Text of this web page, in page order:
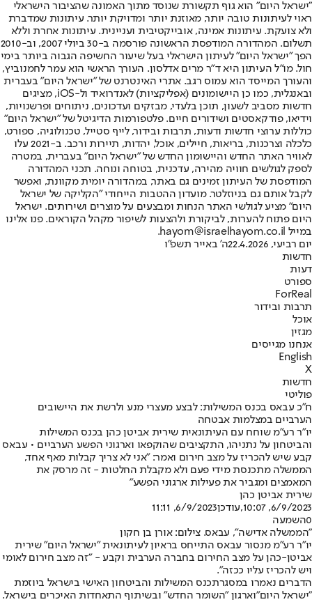
"ישראל היום" הוא גוף תקשורת שנוסד מתוך האמונה שהציבור הישראלי
ראוי לעיתונות טובה יותר, מאוזנת יותר ומדויקת יותר. עיתונות שמדברת
ולא צועקת. עיתונות אמינה, אובייקטיבית ועניינית. עיתונות אחרת וללא
תשלום. המהדורה המודפסת הראשונה פורסמה ב-30 ביולי 2007, וב-2010
הפך "ישראל היום" לעיתון הישראלי בעל שיעור החשיפה הגבוה ביותר בימי
חול. מו"ל העיתון היא ד"ר מרים אדלסון. העורך הראשי הוא עמר לחמנוביץ,
והעורך המייסד הוא עמוס רגב. אתרי האינטרנט של "ישראל היום" בעברית
ובאנגלית, כמו כן היישומונים (אפליקציות) לאנדרואיד ול-iOS, מציגים
חדשות מסביב לשעון, תוכן בלעדי, מבזקים ועדכונים, ניתוחים ופרשנויות,
וידיאו, פודקאסטים ושידורים חיים. פלטפורמות הדיגיטל של "ישראל היום"
כוללות ערוצי חדשות ודעות, תרבות ובידור, לייף סטייל, טכנולוגיה, ספורט,
כלכלה וצרכנות, בריאות, חיילים, אוכל, יהדות, תיירות ורכב. ב-2021 עלו
לאוויר האתר החדש והיישומון החדש של "ישראל היום" בעברית, במטרה
לספק לגולשים חוויה מהירה, עדכנית, בטוחה ונוחה. תכני המהדורה
המודפסת של העיתון זמינים גם באתר, במהדורה יומית מקוונת, ואפשר
לקבל אותם גם בניוזלטר. מועדון ההטבות הייחודי "הקליקה של ישראל
היום" מציע לגולשי האתר הנחות ומבצעים על מוצרים ושירותים. ישראל
היום פתוח להערות, לביקורת ולהצעות לשיפור מקהל הקוראים. פנו אלינו
במייל hayom@israelhayom.co.il.
יום רביעי, 22.4.2026
ה' באייר תשפ"ו
חדשות
דעות
ספורט
ForReal
תרבות ובידור
אוכל
מגזין
אנחנו מגייסים
English
X
חדשות
פוליטי
ח"כ עבאס בכנס המשילות: לבצע מעצרי מנע ולרשת את היישובים
הערביים במצלמות אבטחה
יו"ר רע"מ שוחח עם העיתונאית שירית אביטן כהן בכנס המשילות
והביטחון על נתניהו, התקציבים שהוקפאו וארגוני הפשע הערביים • עבאס
קבע שיש להכריז על מצב חירום ואמר: "אני לא צריך קבלות מאף אחד,
הממשלה מתכנסת מידי פעם ולא מקבלת החלטות - זה מרסק את
המאמצים ומגביר את פעילות ארגוני הפשע"
שירית אביטן כהן
6/9/2023, 10:07
,עודכן6/9/2023, 11:11
0השמעה
"הממשלה אדישה", עבאס. צילום: אורן בן חקון
יו"ר רע"מ מנסור עבאס התייחס בראיון לעיתונאית "ישראל היום" שירית
אביטן-כהן על מצב החירום בחברה הערבית וקבע - "זה מצב חירום לאומי
ויש להכריז עליו ככזה".
הדברים נאמרו במסגרתכנס המשילות והביטחון האישי בישראל ביוזמת
"ישראל היום"וארגון "השומר החדש" ובשיתוף התאחדות האיכרים בישראל.